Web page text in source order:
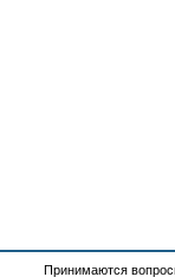
Принимаются